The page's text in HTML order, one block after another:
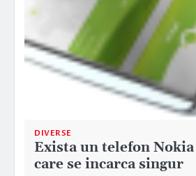
DIVERSE
Exista un telefon Nokia
care se incarca singur